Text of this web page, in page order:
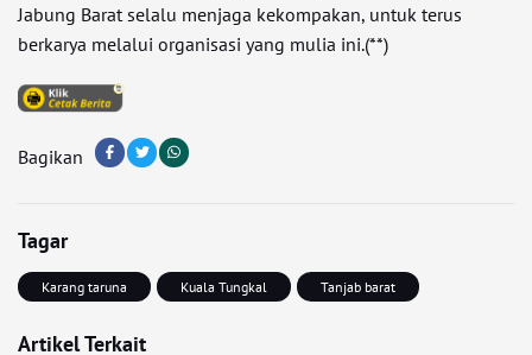
Jabung Barat selalu menjaga kekompakan, untuk terus
berkarya melalui organisasi yang mulia ini.(**)
Bagikan
Tagar
Karang taruna Kuala Tungkal Tanjab barat
Artikel Terkait